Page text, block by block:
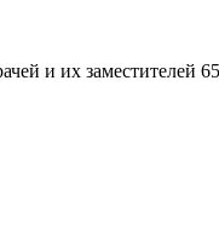
и их заместителей